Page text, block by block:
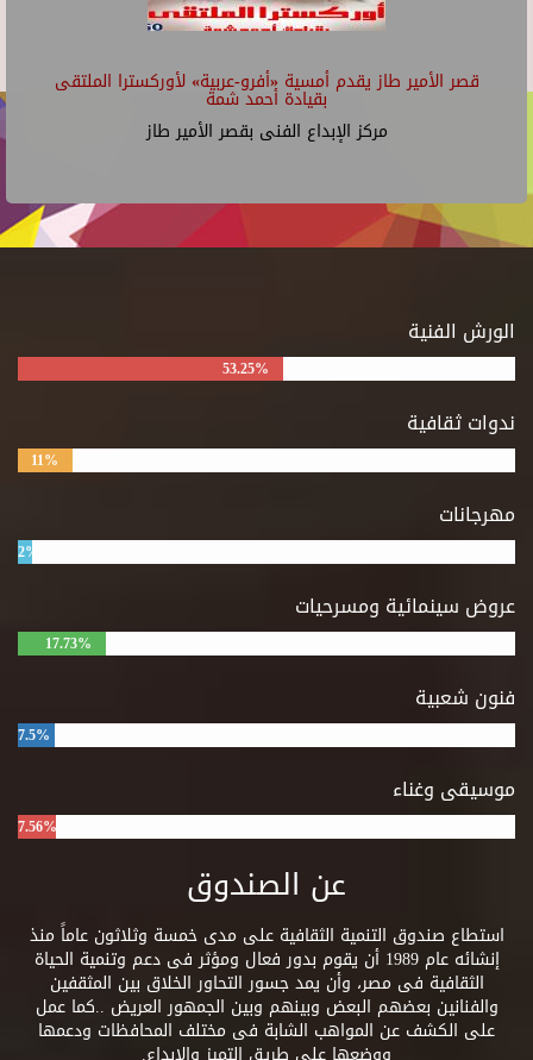
قصر الأمير طاز يقدم أمسية «أفرو-عربية» لأوركسترا الملتقى
بقيادة أحمد شمة
مركز الإبداع الفنى بقصر الأمير طاز
الورش الفنية
53.25%
ندوات ثقافية
11%
مهرجانات
2%
عروض سينمائية ومسرحيات
17.73%
فنون شعبية
7.5%
موسيقى وغناء
7.56%
عن الصندوق
استطاع صندوق التنمية الثقافية على مدى خمسة وثلاثون عاماً منذ
إنشائه عام 1989 أن يقوم بدور فعال ومؤثر فى دعم وتنمية الحياة
الثقافية فى مصر، وأن يمد جسور التحاور الخلاق بين المثقفين
والفنانين بعضهم البعض وبينهم وبين الجمهور العريض ..كما عمل
على الكشف عن المواهب الشابة فى مختلف المحافظات ودعمها